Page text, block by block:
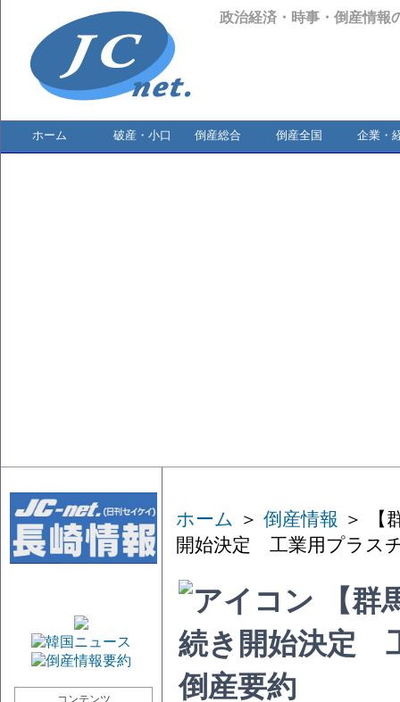
政治経済・時事・倒産情報
ホーム 破産・小口 倒産総合 倒産全国 企業・
ホーム ＞ 倒産情報 ＞ 【
開始決定 工業用プラス
【群
続き開始決定
倒産要約